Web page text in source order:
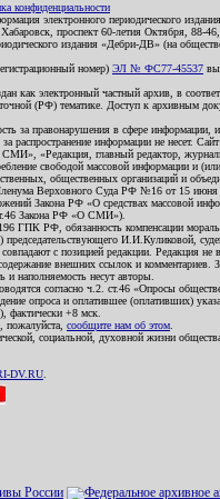
конфиденциальности
электронного периодического
проспект 60-летия Октября, 88-
издания «Дебри-ДВ»
номер) ЭЛ № ФС77-45537
как электронный частный архив, в
(РФ) тематике. Доступ к архивным
за правонарушения в сфере
за распространение информации не несет.
«Редакция, главный редактор,
свободой массовой информации и
общественных организаций и
Верховного Суда РФ №16 от 15 июня
Закона РФ «О средствах массовой
Закона РФ «О СМИ»).
ГПК РФ, обязанность компенсации
председательствующего И.И.Куликовой,
с позицией редакции. Редакция не
содержание внешних ссылок и
и наполняемость несут авторы.
согласно ч.2. ст.46 «Опросы
опроса и оплатившее (оплативших)
фактически +8 мск.
сообщите нам об этом
социальной, духовной жизни
DV.RU